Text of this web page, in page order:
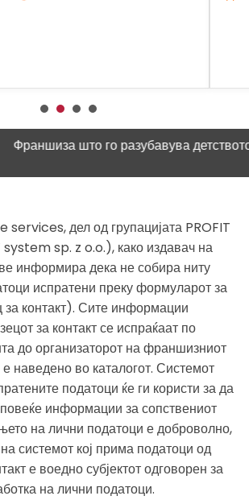
што го разубавува детството
services, дел од групацијата PROFIT
sp. z o.o.), како издавач на
информира дека не собира ниту
испратени преку формуларот за
за контакт). Сите информации
за контакт се испраќаат по
до организаторот на франшизниот
наведено во каталогот. Системот
податоци ќе ги користи за да
информации за сопствениот
на лични податоци е доброволно,
системот кој прима податоци од
е воедно субјектот одговорен за
на лични податоци.